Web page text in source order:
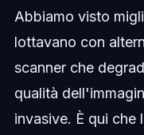
Abbiamo visto
lottavano con
scanner che
qualità
invasive. È qui che